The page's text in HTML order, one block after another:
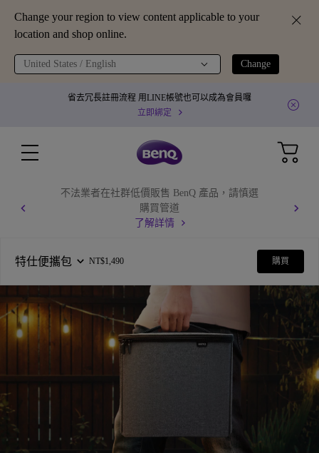
Change your region to view content applicable to your
location and shop online.
United States / English Change
省去冗長註冊流程 用LINE帳號也可以成為會員囉
立即綁定
GV31 全球產品召回通知
了解更多
特仕便攜包 NT$1,490 購買